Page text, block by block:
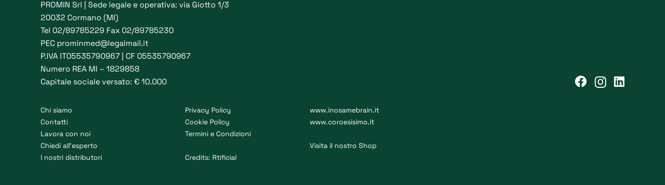
PROMIN Srl | Sede legale e operativa: via Giotto 1/3
20032 Cormano (MI)
Tel 02/89785229 Fax 02/89785230
PEC prominmed@legalmail.it
P.IVA IT05535790967 | CF 05535790967
Numero REA MI – 1829858
Capitale sociale versato: € 10.000
Chi siamo
Contatti
Lavora con noi
Chiedi all’esperto
I nostri distributori
Privacy Policy
Cookie Policy
Termini e Condizioni
Credits: Rtificial
www.inosamebrain.it
www.coroesisimo.it
Visita il nostro Shop